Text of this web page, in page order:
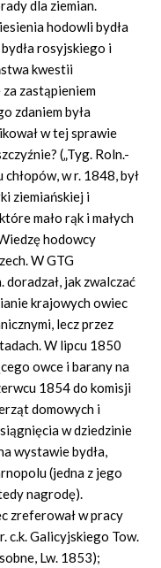
dla ziemian.
hodowli bydła
rosyjskiego i
kwestii
za zastąpieniem
zdaniem była
w tej sprawie
(„Tyg. Roln.-
chłopów, w r. 1848, był
ziemiańskiej i
mało rąk i małych
hodowcy
W GTG
jak zwalczać
krajowych owiec
lecz przez
W lipcu 1850
owce i barany na
1854 do komisji
domowych i
w dziedzinie
wystawie bydła,
(jedna z jego
nagrodę).
zreferował w pracy
c.k. Galicyjskiego Tow.
Lw. 1853);